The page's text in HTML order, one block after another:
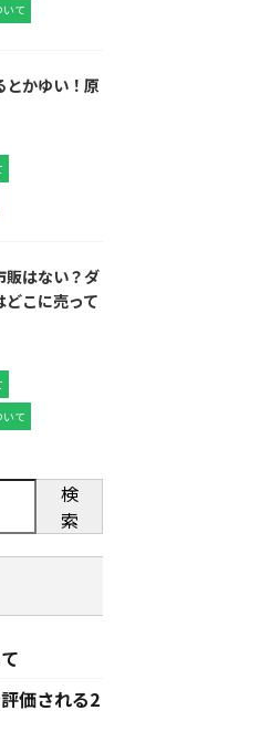
て
とかゆい！原
販はない？ダ
どこに売って
て
検
索
価される2